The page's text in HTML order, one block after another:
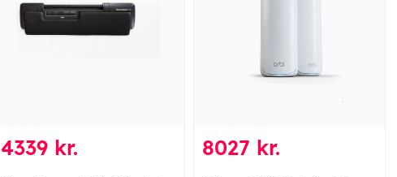
4339 kr. 8027 kr.